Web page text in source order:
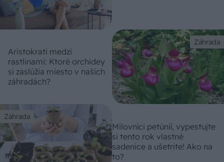
Záhrada
Aristokrati medzi
rastlinami: Ktoré orchidey
si zaslúžia miesto v našich
záhradách?
Záhrada
Milovníci petúnií, vypestujte
si tento rok vlastné
sadenice a ušetrite! Ako na
to?